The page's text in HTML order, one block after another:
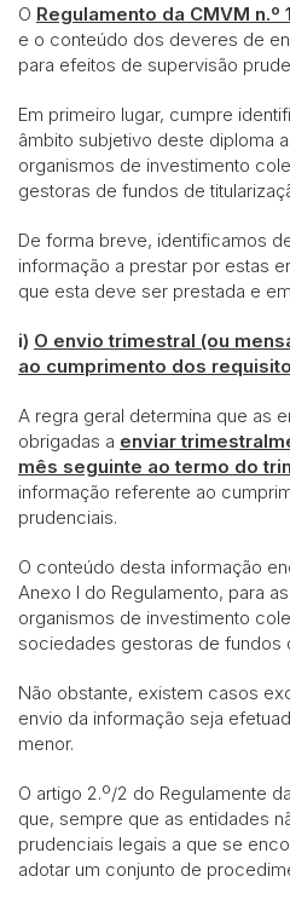
O Regulamento da CMVM n.º
e o conteúdo dos deveres de
para efeitos de supervisão
Em primeiro lugar, cumpre
âmbito subjetivo deste diploma
organismos de investimento
gestoras de fundos de
De forma breve, identificamos
informação a prestar por estas
que esta deve ser prestada e
i) O envio trimestral (ou
ao cumprimento dos
A regra geral determina que as
obrigadas a enviar
mês seguinte ao termo do
informação referente ao
prudenciais.
O conteúdo desta informação
Anexo I do Regulamento, para
organismos de investimento
sociedades gestoras de fundos
Não obstante, existem casos
envio da informação seja
menor.
O artigo 2.º/2 do Regulamente
que, sempre que as entidades
prudenciais legais a que se
adotar um conjunto de